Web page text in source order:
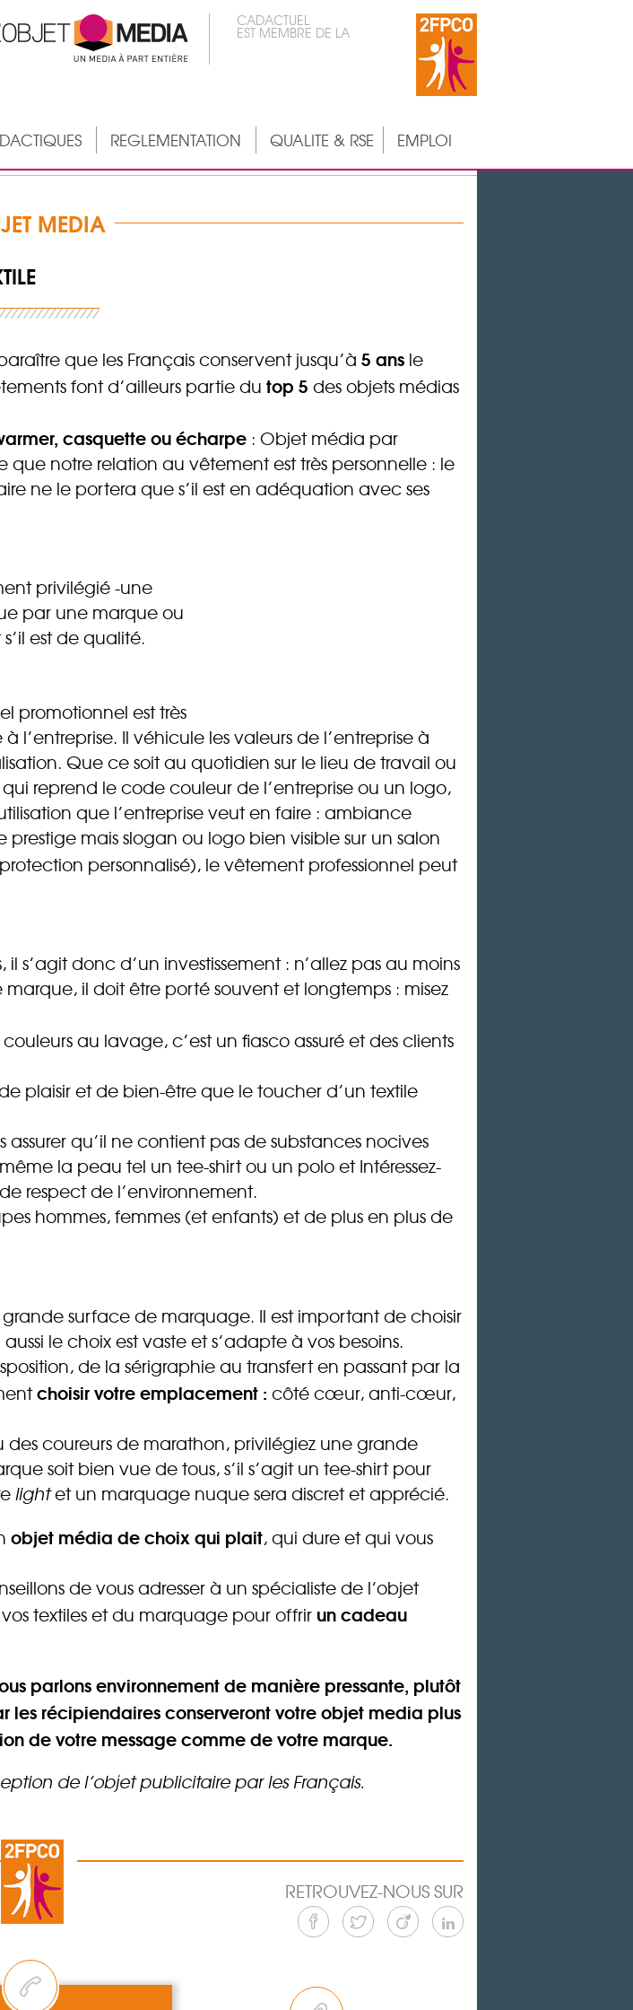
CADACTUEL
EST MEMBRE DE LA
REGLEMENTATION QUALITE & RSE EMPLOI
MEDIA
que les Français conservent jusqu’à 5 ans le
font d’ailleurs partie du top 5 des objets médias
casquette ou écharpe : Objet média par
notre relation au vêtement est très personnelle : le
ne le portera que s’il est en adéquation avec ses
privilégié -une
par une marque ou
est de qualité.
promotionnel est très
Il véhicule les valeurs de l’entreprise à
Que ce soit au quotidien sur le lieu de travail ou
reprend le code couleur de l’entreprise ou un logo,
que l’entreprise veut en faire : ambiance
mais slogan ou logo bien visible sur un salon
personnalisé), le vêtement professionnel peut
donc d’un investissement : n’allez pas au moins
marque, il doit être porté souvent et longtemps : misez
au lavage, c’est un fiasco assuré et des clients
plaisir et de bien-être que le toucher d’un textile
qu’il ne contient pas de substances nocives
la peau tel un tee-shirt ou un polo et Intéressez-
respect de l’environnement.
hommes, femmes (et enfants) et de plus en plus de
surface de marquage. Il est important de choisir
le choix est vaste et s’adapte à vos besoins.
de la sérigraphie au transfert en passant par la
choisir votre emplacement : côté cœur, anti-cœur,
des coureurs de marathon, privilégiez une grande
soit bien vue de tous, s’il s’agit un tee-shirt pour
lightet un marquage nuque sera discret et apprécié.
objet média de choix qui plait, qui dure et qui vous
de vous adresser à un spécialiste de l’objet
textiles et du marquage pour offrir un cadeau
parlons environnement de manière pressante, plutôt
récipiendaires conserveront votre objet media plus
de votre message comme de votre marque.
de l’objet publicitaire par les Français.
RETROUVEZ-NOUS SUR